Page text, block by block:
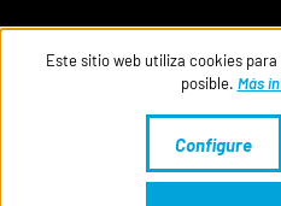
Este sitio web utiliza cookies
posible. Más
Configure